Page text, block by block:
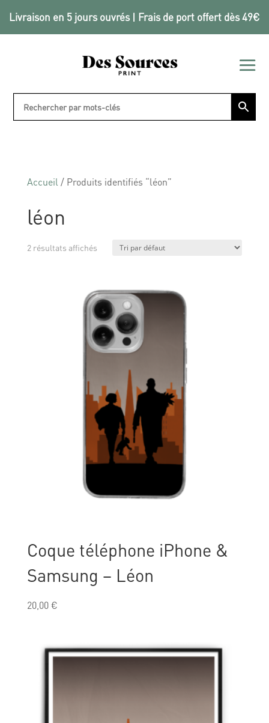
Livraison en 5 jours ouvrés | Frais de port offert dès 49€
Accueil / Produits identifiés “léon”
léon
2 résultats affichés
Coque téléphone iPhone &
Samsung – Léon
20,00€